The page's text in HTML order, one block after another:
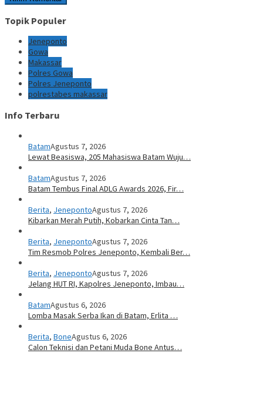
Topik Populer
Jeneponto
Gowa
Makassar
Polres Gowa
Polres Jeneponto
polrestabes makassar
Info Terbaru
BatamAgustus 7, 2026
Lewat Beasiswa, 205 Mahasiswa Batam Wuju…
BatamAgustus 7, 2026
Batam Tembus Final ADLG Awards 2026, Fir…
Berita, JenepontoAgustus 7, 2026
Kibarkan Merah Putih, Kobarkan Cinta Tan…
Berita, JenepontoAgustus 7, 2026
Tim Resmob Polres Jeneponto, Kembali Ber…
Berita, JenepontoAgustus 7, 2026
Jelang HUT RI, Kapolres Jeneponto, Imbau…
BatamAgustus 6, 2026
Lomba Masak Serba Ikan di Batam, Erlita …
Berita, BoneAgustus 6, 2026
Calon Teknisi dan Petani Muda Bone Antus…